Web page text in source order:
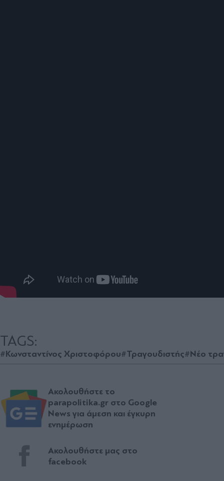
TAGS:
#Κωνσταντίνος Χριστοφόρου#Τραγουδιστής#Νέο
Ακολουθήστε το
parapolitika.gr στο Google
News για άμεση και έγκυρη
ενημέρωση
Ακολουθήστε μας στο
facebook